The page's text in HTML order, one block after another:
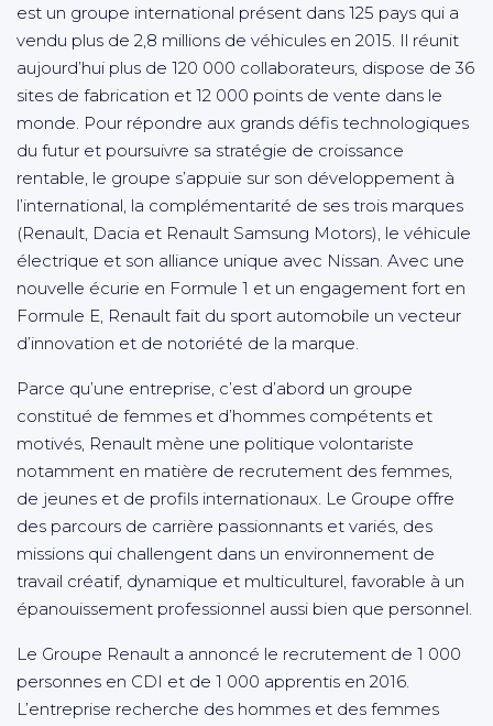
est un groupe international présent dans 125 pays qui a
vendu plus de 2,8 millions de véhicules en 2015. Il réunit
aujourd’hui plus de 120 000 collaborateurs, dispose de 36
sites de fabrication et 12 000 points de vente dans le
monde. Pour répondre aux grands défis technologiques
du futur et poursuivre sa stratégie de croissance
rentable, le groupe s’appuie sur son développement à
l’international, la complémentarité de ses trois marques
(Renault, Dacia et Renault Samsung Motors), le véhicule
électrique et son alliance unique avec Nissan. Avec une
nouvelle écurie en Formule 1 et un engagement fort en
Formule E, Renault fait du sport automobile un vecteur
d’innovation et de notoriété de la marque.
Parce qu’une entreprise, c’est d’abord un groupe
constitué de femmes et d’hommes compétents et
motivés, Renault mène une politique volontariste
notamment en matière de recrutement des femmes,
de jeunes et de profils internationaux. Le Groupe offre
des parcours de carrière passionnants et variés, des
missions qui challengent dans un environnement de
travail créatif, dynamique et multiculturel, favorable à un
épanouissement professionnel aussi bien que personnel.
Le Groupe Renault a annoncé le recrutement de 1 000
personnes en CDI et de 1 000 apprentis en 2016.
L’entreprise recherche des hommes et des femmes